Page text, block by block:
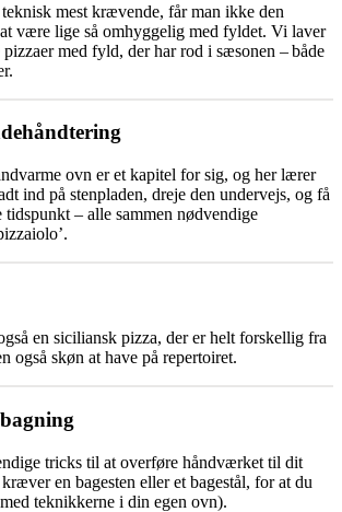
mest krævende, får man ikke den
være lige så omhyggelig med fyldet. Vi laver
med fyld, der har rod i sæsonen – både
ovn er et kapitel for sig, og her lærer
ind på stenpladen, dreje den undervejs, og få
tidspunkt – alle sammen nødvendige
en siciliansk pizza, der er helt forskellig fra
også skøn at have på repertoiret.
tricks til at overføre håndværket til dit
en bagesten eller et bagestål, for at du
teknikkerne i din egen ovn).